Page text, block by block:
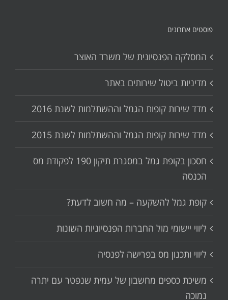
פוסטים אחרונים
המסלקה הפנסיונית של משרד האוצר
מדיניות ביטול שירותים באתר
מדד שירות קופות הגמל וההשתלמות לשנת 2016
מדד שירות קופות הגמל וההשתלמות לשנת 2015
חסכון בקופת גמל במסגרת תיקון 190 לפקודת מס
הכנסה
קופת גמל להשקעה – מה חשוב לדעת?
ליווי יישומי מול החברות הפנסיוניות השונות
ליווי ותכנון מס בפרישה לפנסיה
משיכת כספים מחשבון של עמית שנפטר עם יתרה
נמוכה